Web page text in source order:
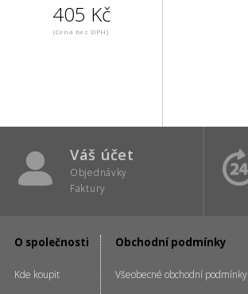
405 Kč
(Cena bez DPH)
Váš účet
Objednávky
Faktury
O společnosti
Kde koupit
Obchodní podmínky
Všeobecné obchodní podmínky